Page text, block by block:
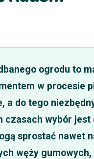
ogrodu to
w procesie
a do tego
czasach wybór
sprostać nawet
węży